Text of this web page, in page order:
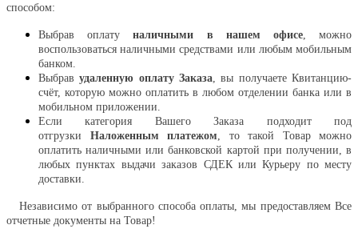
способом:
Выбрав оплатуналичными в нашем офисе, можно
воспользоваться наличными средствами или любым мобильным
банком.
Выбравудаленную оплату Заказа , вы получаете Квитанцию-
счёт, которую можно оплатить в любом отделении банка или в
мобильном приложении.
Если категория Вашего Заказа подходит под
отгрузки Наложенным платежом , то такой Товар можно
оплатить наличными или банковской картой при получении, в
любых пунктах выдачи заказов СДЕК или Курьеру по месту
доставки.
Независимо от выбранного способа оплаты, мы предоставляем Все
отчетные документы на Товар!